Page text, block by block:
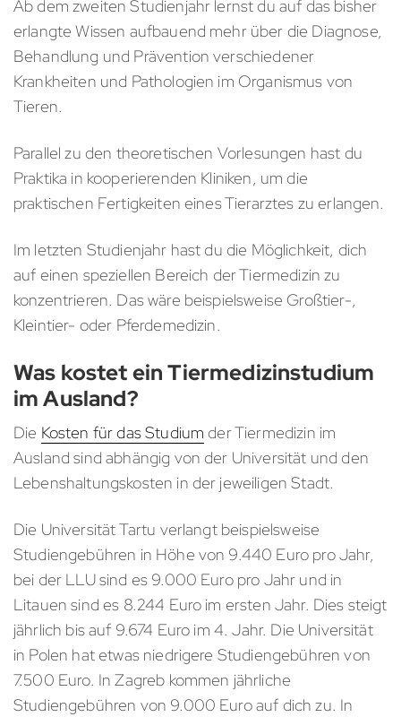
Ab dem zweiten Studienjahr lernst du auf das bisher
erlangte Wissen aufbauend mehr über die Diagnose,
Behandlung und Prävention verschiedener
Krankheiten und Pathologien im Organismus von
Tieren.
Parallel zu den theoretischen Vorlesungen hast du
Praktika in kooperierenden Kliniken, um die
praktischen Fertigkeiten eines Tierarztes zu erlangen.
Im letzten Studienjahr hast du die Möglichkeit, dich
auf einen speziellen Bereich der Tiermedizin zu
konzentrieren. Das wäre beispielsweise Großtier-,
Kleintier- oder Pferdemedizin.
Was kostet ein Tiermedizinstudium
im Ausland?
Die Kosten für das Studium der Tiermedizin im
Ausland sind abhängig von der Universität und den
Lebenshaltungskosten in der jeweiligen Stadt.
Die Universität Tartu verlangt beispielsweise
Studiengebühren in Höhe von 9.440 Euro pro Jahr,
bei der LLU sind es 9.000 Euro pro Jahr und in
Litauen sind es 8.244 Euro im ersten Jahr. Dies steigt
jährlich bis auf 9.674 Euro im 4. Jahr. Die Universität
in Polen hat etwas niedrigere Studiengebühren von
7.500 Euro. In Zagreb kommen jährliche
Studiengebühren von 9.000 Euro auf dich zu. In